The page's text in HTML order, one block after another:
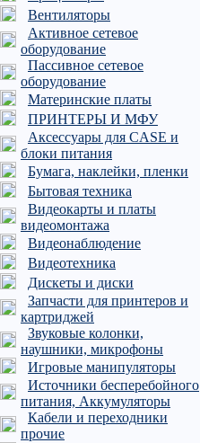
Вентиляторы
Активное сетевое
оборудование
Пассивное сетевое
оборудование
Материнские платы
ПРИНТЕРЫ И МФУ
Аксессуары для CASE и
блоки питания
Бумага, наклейки, пленки
Бытовая техника
Видеокарты и платы
видеомонтажа
Видеонаблюдение
Видеотехника
Дискеты и диски
Запчасти для принтеров и
картриджей
Звуковые колонки,
наушники, микрофоны
Игровые манипуляторы
Источники бесперебойного
питания, Аккумуляторы
Кабели и переходники
прочие